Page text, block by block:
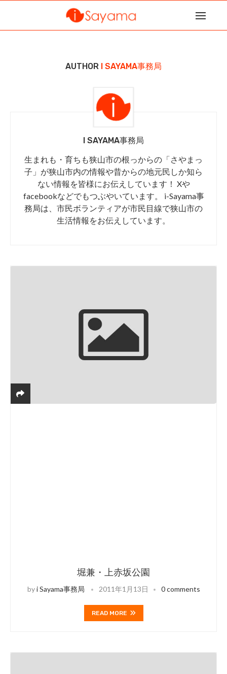
AUTHOR I SAYAMA事務局
I SAYAMA事務局
生まれも・育ちも狭山市の根っからの「さやまっ
子」が狭山市内の情報や昔からの地元民しか知ら
ない情報を皆様にお伝えしています！ Xや
facebookなどでもつぶやいています。 i-Sayama事
務局は、市民ボランティアが市民目線で狭山市の
生活情報をお伝えしています。
堀兼・上赤坂公園
byi Sayama事務局 2011年1月13日 0 comments
READ MORE